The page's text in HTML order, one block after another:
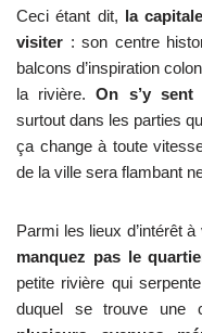
Ceci étant dit, la
visiter : son centre
balcons d’inspiration
la rivière. On s’y sent
surtout dans les parties
ça change à toute
de la ville sera flambant
Parmi les lieux d’intérêt
manquez pas le
petite rivière qui
duquel se trouve une